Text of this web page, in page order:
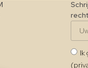
Ik